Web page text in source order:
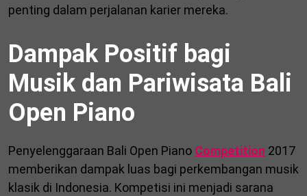
penting dalam perjalanan karier mereka.
Dampak Positif bagi
Musik dan Pariwisata Bali
Open Piano
Penyelenggaraan Bali Open Piano Competition 2017
memberikan dampak luas bagi perkembangan musik
klasik di Indonesia. Kompetisi ini menjadi sarana